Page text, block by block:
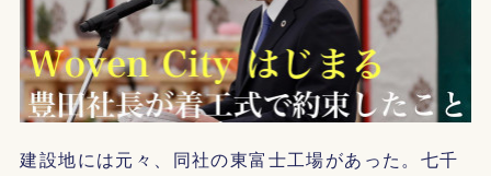
建設地には元々、同社の東富士工場があった。七千